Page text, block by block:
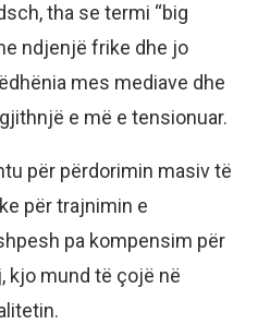
tha se termi “big
ndjenjë frike dhe jo
mes mediave dhe
e më e tensionuar.
për përdorimin masiv të
për trajnimin e
pa kompensim për
kjo mund të çojë në